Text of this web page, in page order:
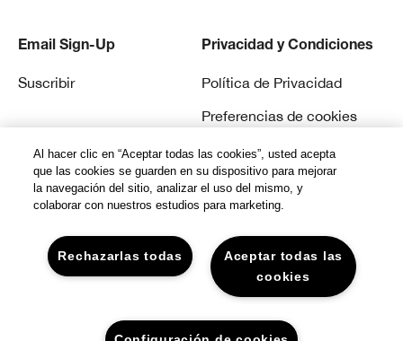
Email Sign-Up
Suscribir
Privacidad y Condiciones
Política de Privacidad
Preferencias de cookies
Términos y Condiciones
© Clinique Laboratories, llc. todos los derechos
Al hacer clic en “Aceptar todas las cookies”, usted acepta
que las cookies se guarden en su dispositivo para mejorar
la navegación del sitio, analizar el uso del mismo, y
colaborar con nuestros estudios para marketing.
Aceptar todas las
cookies
Rechazarlas todas